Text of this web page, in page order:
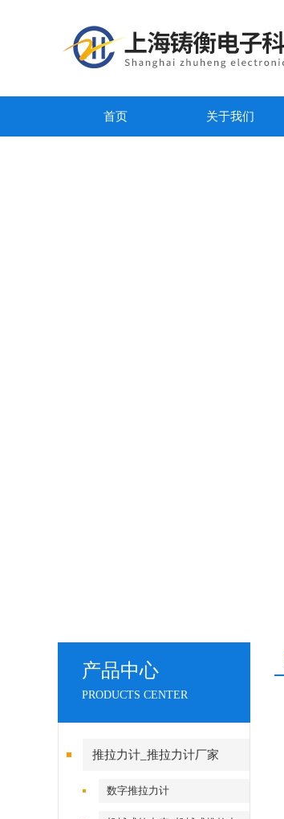
首页 关于我们
产品中心
PRODUCTS CENTER
推拉力计_推拉力计厂家
数字推拉力计